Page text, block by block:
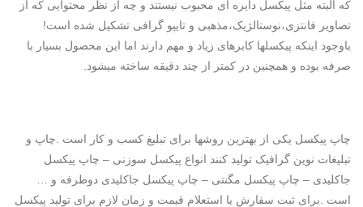
که البته مثل پیکسل دایره ای محبوب نیستند و چه از نظر محتوایی که از
تصاویر فانتزی،نوستالژیک،مذهبی و تایپو گرافی تشکیل شده است!
باوجود اینکه پیکسلها کابرهای زیاد و مهم دارند اما این محصول بسیار با
صرفه بوده و همچنین در کمتر از چند دقیقه ساخته میشود.
چاپ پیکسل یکی از بهترین روشها برای تبلیغ کسب و کار است .چاپ و
تبلیغات نوین گرافیک تولید کنند انواع پیکسل سوزنی – چاپ پیکسل
جاکلیدی – چاپ پیکسل مگنتی – چاپ پیکسل جاکلیدی دوطرفه و …
است .برای ثبت سفارش یا استعلام قیمت و زمان لازم برای تولید پیکسل